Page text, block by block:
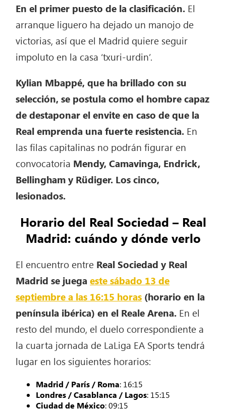
En el primer puesto de la clasificación. El
arranque liguero ha dejado un manojo de
victorias, así que el Madrid quiere seguir
impoluto en la casa ‘txuri-urdin’.
Kylian Mbappé, que ha brillado con su
selección, se postula como el hombre capaz
de destaponar el envite en caso de que la
Real emprenda una fuerte resistencia. En
las filas capitalinas no podrán figurar en
convocatoria Mendy, Camavinga, Endrick,
Bellingham y Rüdiger. Los cinco,
lesionados.
Horario del Real Sociedad – Real
Madrid: cuándo y dónde verlo
El encuentro entre Real Sociedad y Real
Madrid se juegaeste sábado 13 de
septiembre a las 16:15 horas (horario en la
península ibérica) en el Reale Arena. En el
resto del mundo, el duelo correspondiente a
la cuarta jornada de LaLiga EA Sports tendrá
lugar en los siguientes horarios:
Madrid / París / Roma: 16:15
Londres / Casablanca / Lagos: 15:15
Ciudad de México: 09:15